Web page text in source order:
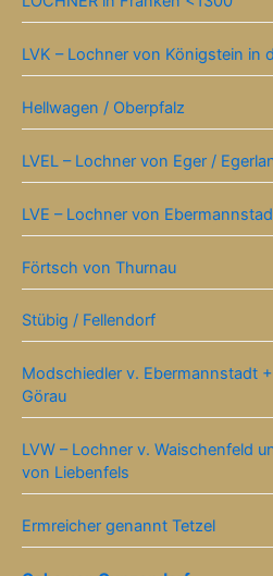
LVK – Lochner von Königstein in
Hellwagen / Oberpfalz
LVEL – Lochner von Eger /
LVE – Lochner von
Förtsch von Thurnau
Stübig / Fellendorf
Modschiedler v. Ebermannstadt
Görau
LVW – Lochner v. Waischenfeld
von Liebenfels
Ermreicher genannt Tetzel